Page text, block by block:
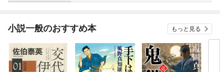
『ざまぁ！』します！
（
小説一般のおすすめ本 もっと見る